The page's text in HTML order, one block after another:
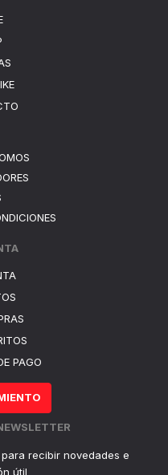
PAGO
recibir novedades e
útil